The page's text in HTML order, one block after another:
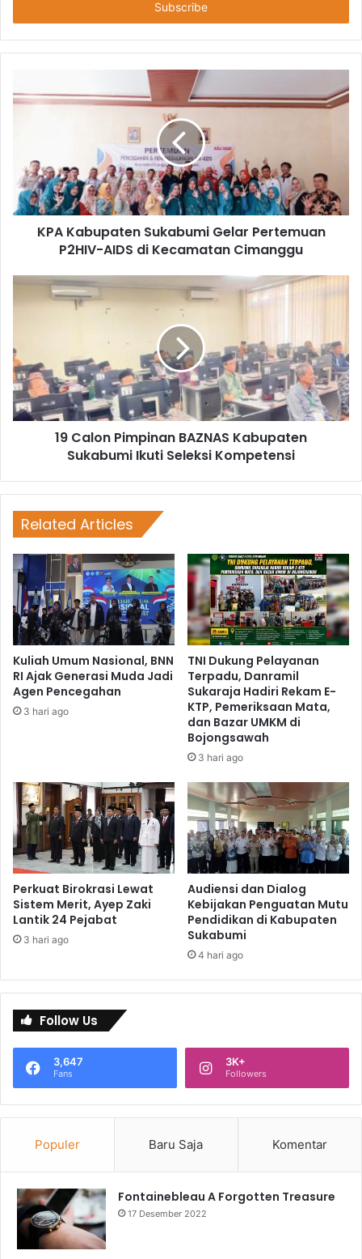
KPA Kabupaten Sukabumi Gelar Pertemuan
P2HIV-AIDS di Kecamatan Cimanggu
19 Calon Pimpinan BAZNAS Kabupaten
Sukabumi Ikuti Seleksi Kompetensi
Related Articles
Kuliah Umum Nasional, BNN
RI Ajak Generasi Muda Jadi
Agen Pencegahan
3 hari ago
TNI Dukung Pelayanan
Terpadu, Danramil
Sukaraja Hadiri Rekam E-
KTP, Pemeriksaan Mata,
dan Bazar UMKM di
Bojongsawah
3 hari ago
Perkuat Birokrasi Lewat
Sistem Merit, Ayep Zaki
Lantik 24 Pejabat
3 hari ago
Audiensi dan Dialog
Kebijakan Penguatan Mutu
Pendidikan di Kabupaten
Sukabumi
4 hari ago
Follow Us
3,647
Fans
3K+
Followers
Populer Baru Saja Komentar
Fontainebleau A Forgotten Treasure
17 Desember 2022